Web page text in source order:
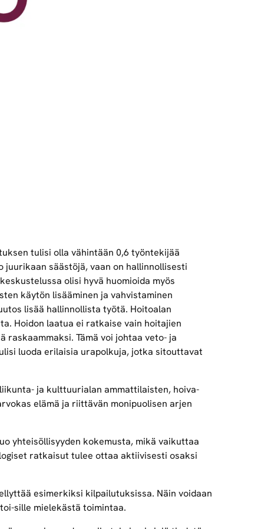
tulisi olla vähintään 0,6 työntekijää
juurikaan säästöjä, vaan on hallinnollisesti
olisi hyvä huomioida myös
käytön lisääminen ja vahvistaminen
lisää hallinnollista työtä. Hoitoalan
Hoidon laatua ei ratkaise vain hoitajien
Tämä voi johtaa veto- ja
luoda erilaisia urapolkuja, jotka sitouttavat
ja kulttuurialan ammattilaisten, hoiva-
elämä ja riittävän monipuolisen arjen
yhteisöllisyyden kokemusta, mikä vaikuttaa
ratkaisut tulee ottaa aktiivisesti osaksi
esimerkiksi kilpailutuksissa. Näin voidaan
sille mielekästä toimintaa.